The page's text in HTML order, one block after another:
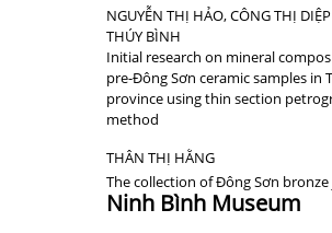
NGUYỄN THỊ HẢO, CÔNG THỊ
THÚY BÌNH
Initial research on mineral
pre-Đông Sơn ceramic samples in
province using thin section
method
THÂN THỊ HẰNG
The collection of Đông Sơn
Ninh Bình Museum